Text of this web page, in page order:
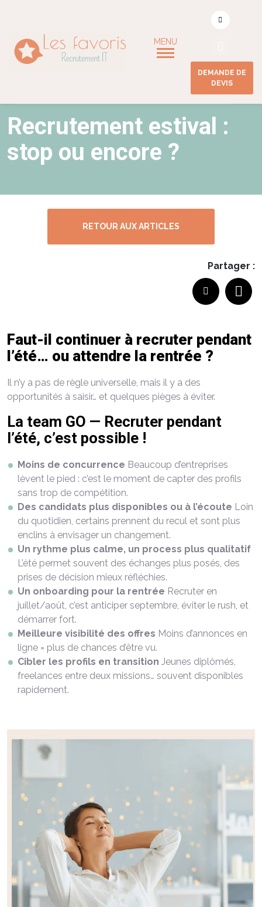
DEMANDE DE
DEVIS
RECRUTEMENT ESTIVAL : STOP OU ENCORE ?
Recrutement estival :
stop ou encore ?
RETOUR AUX ARTICLES
Partager :
Faut-il continuer à recruter pendant
l’été… ou attendre la rentrée ?
Il n’y a pas de règle universelle, mais il y a des
opportunités à saisir… et quelques pièges à éviter.
La team GO — Recruter pendant
l’été, c’est possible !
Moins de concurrence Beaucoup d’entreprises
lèvent le pied : c’est le moment de capter des profils
sans trop de compétition.
Des candidats plus disponibles ou à l’écoute Loin
du quotidien, certains prennent du recul et sont plus
enclins à envisager un changement.
Un rythme plus calme, un process plus qualitatif
L’été permet souvent des échanges plus posés, des
prises de décision mieux réfléchies.
Un onboarding pour la rentrée Recruter en
juillet/août, c’est anticiper septembre, éviter le rush, et
démarrer fort.
Meilleure visibilité des offres Moins d’annonces en
ligne = plus de chances d’être vu.
Cibler les profils en transition Jeunes diplômés,
freelances entre deux missions… souvent disponibles
rapidement.